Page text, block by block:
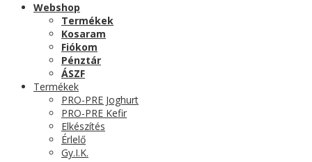
Webshop
Termékek
Kosaram
Fiókom
Pénztár
ÁSZF
Termékek
PRO-PRE Joghurt
PRO-PRE Kefir
Elkészítés
Érlelő
Gy.I.K.